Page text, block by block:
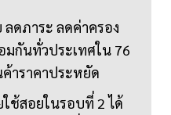
ลดภาระ ลดค่าครอง
กันทั่วประเทศใน 76
าราคาประหยัด
ช้สอยในรอบที่ 2 ได้